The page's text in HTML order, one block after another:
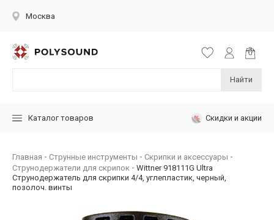
Москва
Найти
Каталог товаров Скидки и акции
Главная Струнные инструменты
Скрипки и аксессуары
Струнодержатели для скрипок
Wittner 918111G Ultra
Струнодержатель для скрипки 4/4, углепластик, черный,
позолоч. винты